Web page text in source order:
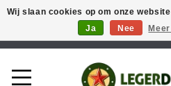
Welkom in onze webshop! Als u
vinden in de webwinkel,
Wij slaan cookies op om onze
Ja
Nee